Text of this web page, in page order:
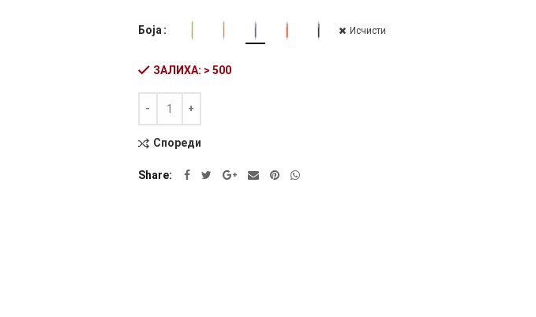
Боја Исчисти
ЗАЛИХА: > 500
Alternative:
Спореди
Share